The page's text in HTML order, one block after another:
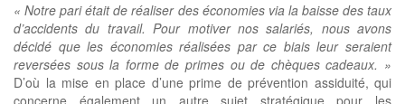
« Notre pari était de réaliser des économies via la baisse des taux
d’accidents du travail. Pour motiver nos salariés, nous avons
décidé que les économies réalisées par ce biais leur seraient
reversées sous la forme de primes ou de chèques cadeaux. »
D’où la mise en place d’une prime de prévention assiduité, qui